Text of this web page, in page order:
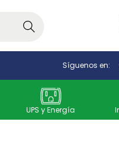
Buscar
Síguenos en:
UPS y Energía